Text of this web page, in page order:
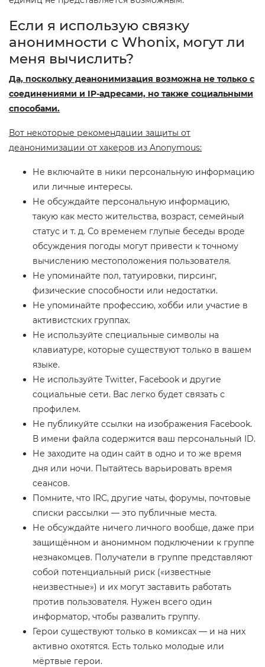
Если я использую связку
анонимности c Whonix, могут ли
меня вычислить?
Да, поскольку деанонимизация возможна не только с
соединениями и IP-адресами, но также социальными
способами.
Вот некоторые рекомендации защиты от
деанонимизации от хакеров из Anonymous:
Не включайте в ники персональную информацию
или личные интересы.
Не обсуждайте персональную информацию,
такую как место жительства, возраст, семейный
статус и т. д. Со временем глупые беседы вроде
обсуждения погоды могут привести к точному
вычислению местоположения пользователя.
Не упоминайте пол, татуировки, пирсинг,
физические способности или недостатки.
Не упоминайте профессию, хобби или участие в
активистских группах.
Не используйте специальные символы на
клавиатуре, которые существуют только в вашем
языке.
Не используйте Twitter, Facebook и другие
социальные сети. Вас легко будет связать с
профилем.
Не публикуйте ссылки на изображения Facebook.
В имени файла содержится ваш персональный ID.
Не заходите на один сайт в одно и то же время
дня или ночи. Пытайтесь варьировать время
сеансов.
Помните, что IRC, другие чаты, форумы, почтовые
списки рассылки — это публичные места.
Не обсуждайте ничего личного вообще, даже при
защищённом и анонимном подключении к группе
незнакомцев. Получатели в группе представляют
собой потенциальный риск («известные
неизвестные») и их могут заставить работать
против пользователя. Нужен всего один
информатор, чтобы развалить группу.
Герои существуют только в комиксах — и на них
активно охотятся. Есть только молодые или
мёртвые герои.